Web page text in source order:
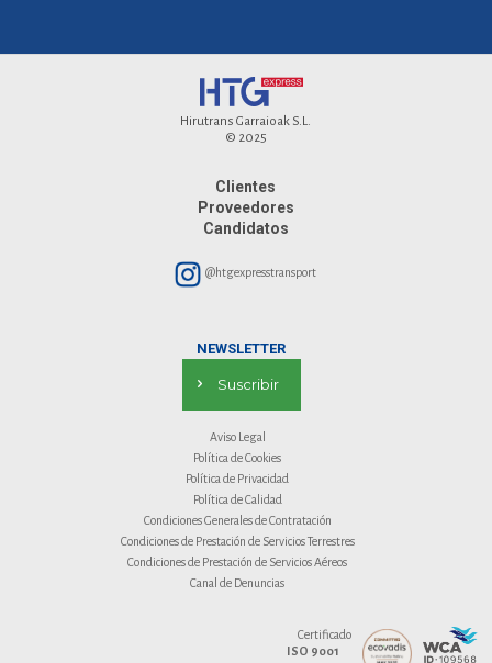
Hirutrans Garraioak S.L.
© 2025
Clientes
Proveedores
Candidatos
@htgexpresstransport
NEWSLETTER
Suscribir
Aviso Legal
Política de Cookies
Política de Privacidad
Política de Calidad
Condiciones Generales de Contratación
Condiciones de Prestación de Servicios Terrestres
Condiciones de Prestación de Servicios Aéreos
Canal de Denuncias
Certificado
ISO 9001